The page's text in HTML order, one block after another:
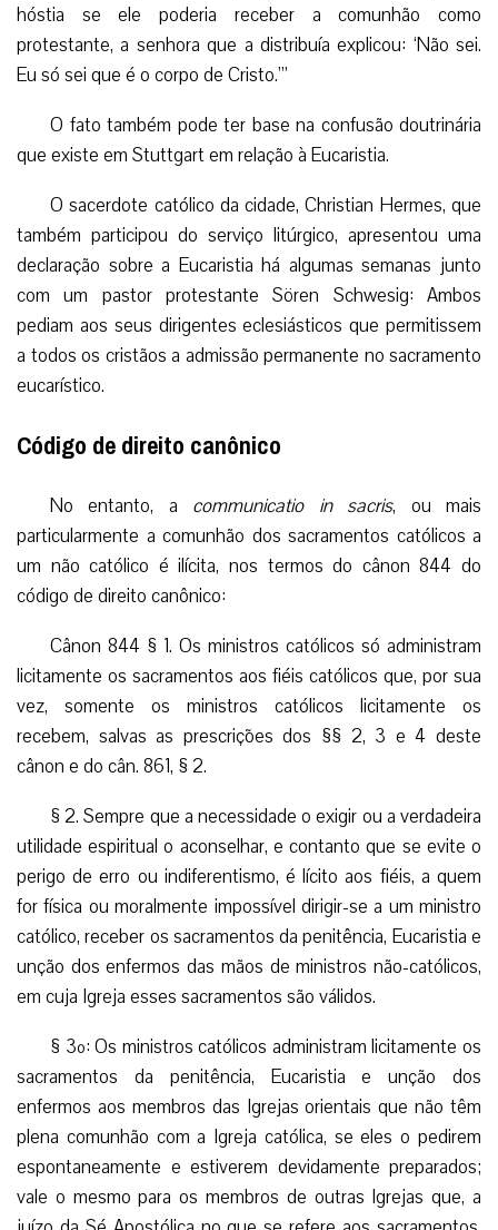
hóstia se ele poderia receber a comunhão como
protestante, a senhora que a distribuía explicou: ‘Não sei.
Eu só sei que é o corpo de Cristo.’”
O fato também pode ter base na confusão doutrinária
que existe em Stuttgart em relação à Eucaristia.
O sacerdote católico da cidade, Christian Hermes, que
também participou do serviço litúrgico, apresentou uma
declaração sobre a Eucaristia há algumas semanas junto
com um pastor protestante Sören Schwesig: Ambos
pediam aos seus dirigentes eclesiásticos que permitissem
a todos os cristãos a admissão permanente no sacramento
eucarístico.
Código de direito canônico
No entanto, a communicatio in sacris, ou mais
particularmente a comunhão dos sacramentos católicos a
um não católico é ilícita, nos termos do cânon 844 do
código de direito canônico:
Cânon 844 § 1. Os ministros católicos só administram
licitamente os sacramentos aos fiéis católicos que, por sua
vez, somente os ministros católicos licitamente os
recebem, salvas as prescrições dos §§ 2, 3 e 4 deste
cânon e do cân. 861, § 2.
§ 2. Sempre que a necessidade o exigir ou a verdadeira
utilidade espiritual o aconselhar, e contanto que se evite o
perigo de erro ou indiferentismo, é lícito aos fiéis, a quem
for física ou moralmente impossível dirigir-se a um ministro
católico, receber os sacramentos da penitência, Eucaristia e
unção dos enfermos das mãos de ministros não-católicos,
em cuja Igreja esses sacramentos são válidos.
§ 3º: Os ministros católicos administram licitamente os
sacramentos da penitência, Eucaristia e unção dos
enfermos aos membros das Igrejas orientais que não têm
plena comunhão com a Igreja católica, se eles o pedirem
espontaneamente e estiverem devidamente preparados;
vale o mesmo para os membros de outras Igrejas que, a